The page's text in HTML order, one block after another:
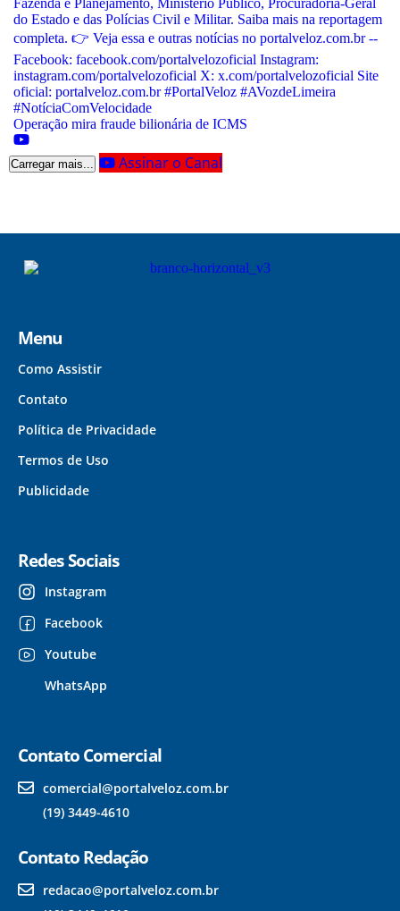
Operação mira fraude bilionária de ICMS
Carregar mais... Assinar o Canal
Menu
Como Assistir
Contato
Política de Privacidade
Termos de Uso
Publicidade
Redes Sociais
Instagram
Facebook
Youtube
WhatsApp
Contato Comercial
comercial@portalveloz.com.br
(19) 3449-4610
Contato Redação
redacao@portalveloz.com.br